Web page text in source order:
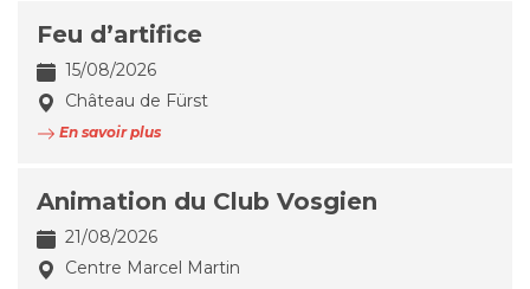
Feu d’artifice
15/08/2026
Château de Fürst
En savoir plus
Animation du Club Vosgien
21/08/2026
Centre Marcel Martin